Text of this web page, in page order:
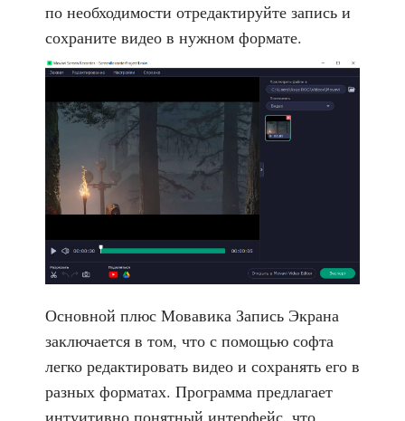
по необходимости отредактируйте запись и
сохраните видео в нужном формате.
Основной плюс Мовавика Запись Экрана
заключается в том, что с помощью софта
легко редактировать видео и сохранять его в
разных форматах. Программа предлагает
интуитивно понятный интерфейс, что